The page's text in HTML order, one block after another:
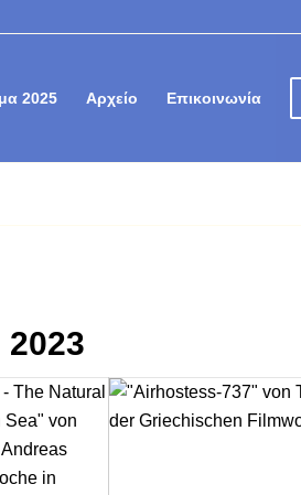
2025 Αρχείο Επικοινωνία
2023